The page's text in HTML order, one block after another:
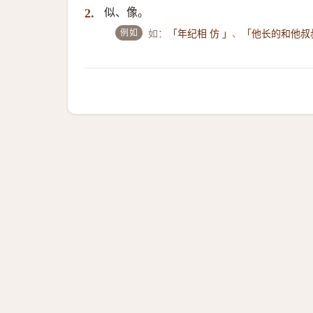
2. 似、像。
例如 如： 「年纪相 仿 」 、 「他长的和他